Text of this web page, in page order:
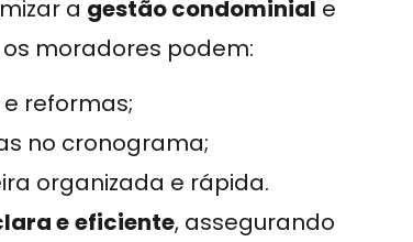
a gestão condominial e
moradores podem:
reformas;
no cronograma;
organizada e rápida.
eeficiente, assegurando